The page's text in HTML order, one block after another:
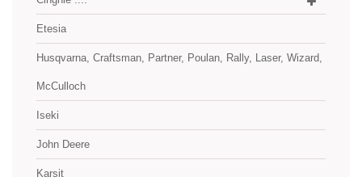
Etesia
Husqvarna, Craftsman, Partner, Poulan, Rally, Laser, Wizard,
McCulloch
Iseki
John Deere
Karsit